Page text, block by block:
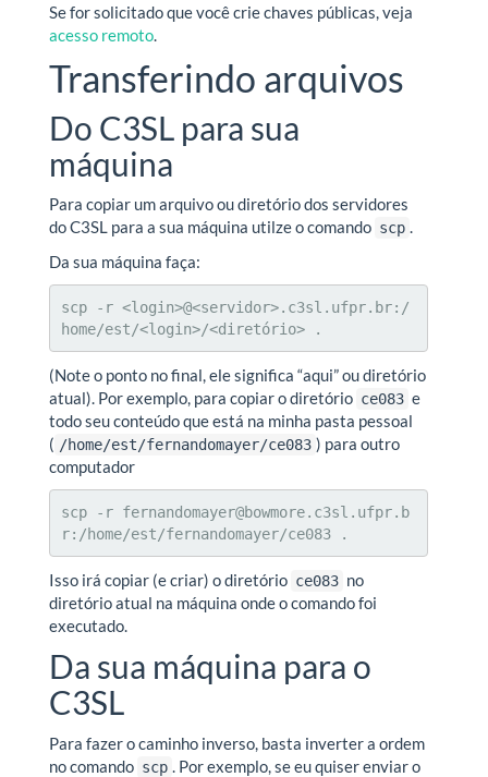
Se for solicitado que você crie chaves públicas, veja
acesso remoto
Transferindo arquivos
Do C3SL para sua
máquina
Para copiar um arquivo ou diretório dos servidores
do C3SL para a sua máquina utilze o comando scp .
Da sua máquina faça:
scp -r <login>@<servidor>.c3sl.ufpr.br:/
home/est/<login>/<diretório> .
(Note o ponto no final, ele significa “aqui” ou diretório
atual). Por exemplo, para copiar o diretório ce083 e
todo seu conteúdo que está na minha pasta pessoal
( /home/est/fernandomayer/ce083 ) para outro
computador
scp -r fernandomayer@bowmore.c3sl.ufpr.b
r:/home/est/fernandomayer/ce083 .
Isso irá copiar (e criar) o diretório ce083 no
diretório atual na máquina onde o comando foi
executado.
Da sua máquina para o
C3SL
Para fazer o caminho inverso, basta inverter a ordem
no comando scp
. Por exemplo, se eu quiser enviar o